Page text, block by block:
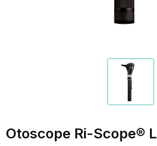
Otoscope Ri-Scope® L